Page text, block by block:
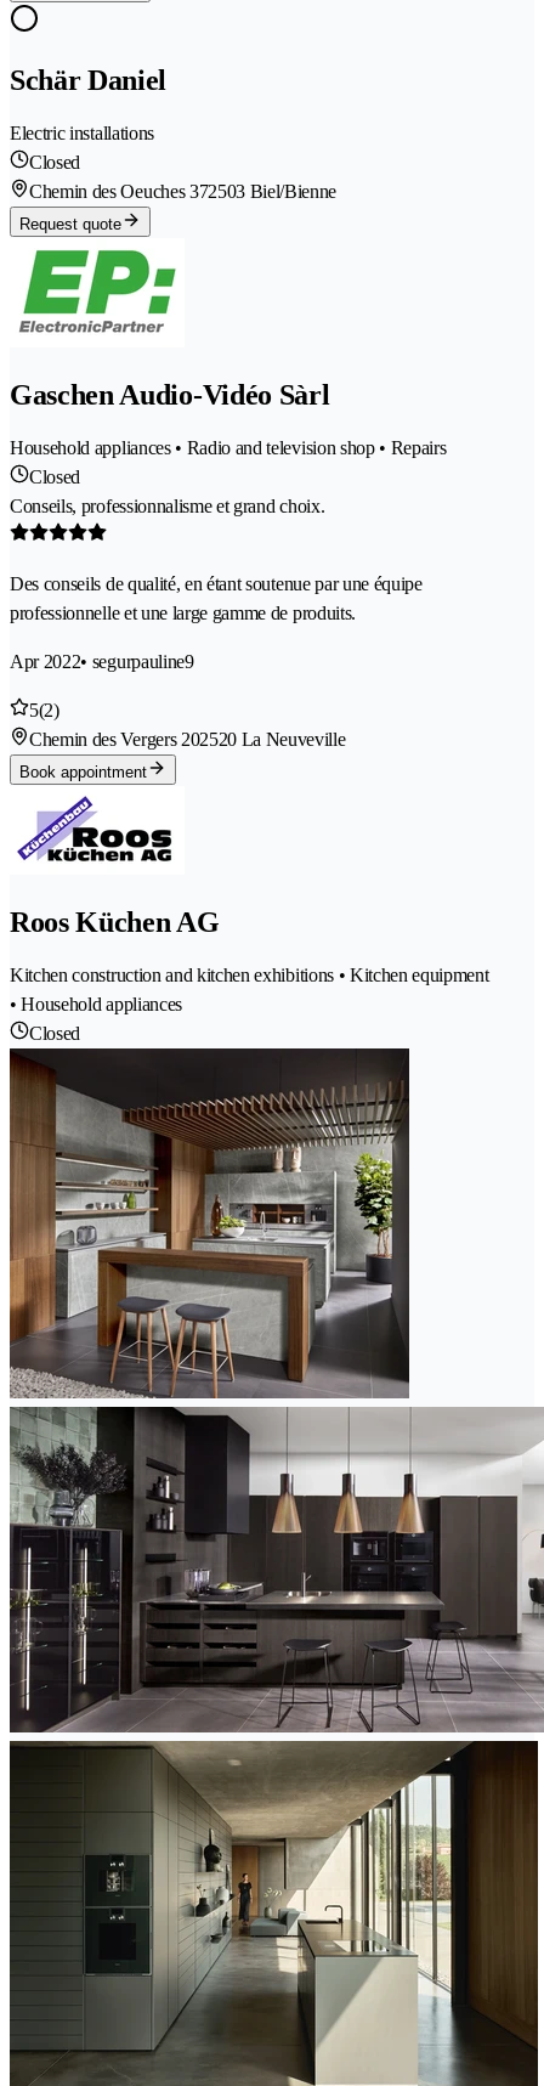
Schär Daniel
Electric installations
Closed
Chemin des Oeuches 372503 Biel/Bienne
Request quote
Gaschen Audio-Vidéo Sàrl
Household appliances • Radio and television shop • Repairs
Closed
Conseils, professionnalisme et grand choix.
Des conseils de qualité, en étant soutenue par une équipe
professionnelle et une large gamme de produits.
Apr 2022• segurpauline9
5(2)
Chemin des Vergers 202520 La Neuveville
Book appointment
Roos Küchen AG
Kitchen construction and kitchen exhibitions • Kitchen equipment
• Household appliances
Closed